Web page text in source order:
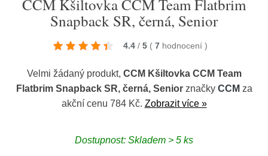
CCM Kšiltovka CCM Team Flatbrim
Snapback SR, černá, Senior
4.4 / 5 ( 7 hodnocení )
Velmi žádaný produkt, CCM Kšiltovka CCM Team
Flatbrim Snapback SR, černá, Seniorznačky CCM za
akční cenu 784 Kč. Zobrazit více »
Dostupnost: Skladem > 5 ks